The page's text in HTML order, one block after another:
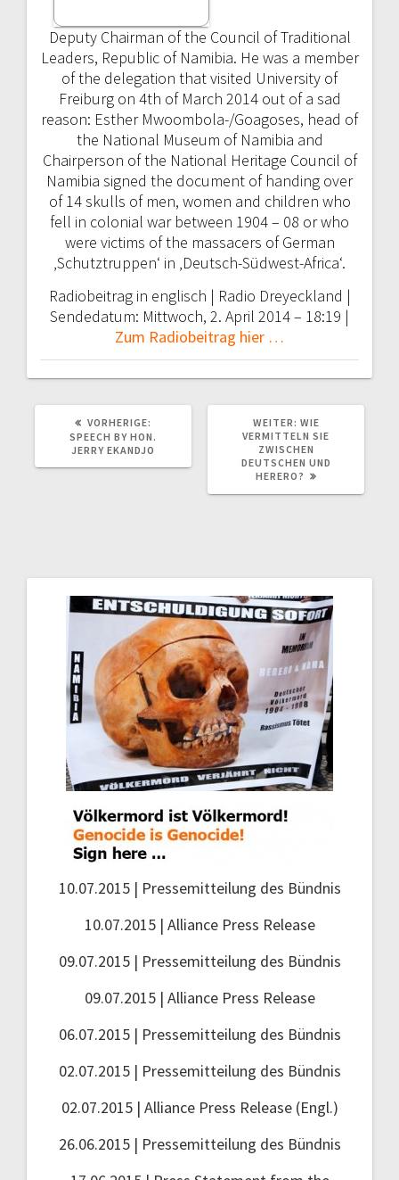
Deputy Chairman of the Council of Traditional
Leaders, Republic of Namibia. He was a member
of the delegation that visited University of
Freiburg on 4th of March 2014 out of a sad
reason: Esther Mwoombola-/Goagoses, head of
the National Museum of Namibia and
Chairperson of the National Heritage Council of
Namibia signed the document of handing over
of 14 skulls of men, women and children who
fell in colonial war between 1904 – 08 or who
were victims of the massacers of German
‚Schutztruppen‘ in ‚Deutsch-Südwest-Africa‘.
Radiobeitrag in englisch | Radio Dreyeckland |
Sendedatum: Mittwoch, 2. April 2014 – 18:19 |
Zum Radiobeitrag hier …
VORHERIGE:
BEITRAG:
SPEECH BY HON.
JERRY EKANDJO
WEITER: NÄCHSTER
BEITRAG:
WIE
VERMITTELN SIE
ZWISCHEN
DEUTSCHEN UND
HERERO?
10.07.2015 | Pressemitteilung des Bündnis
10.07.2015 | Alliance Press Release
09.07.2015 | Pressemitteilung des Bündnis
09.07.2015 | Alliance Press Release
06.07.2015 | Pressemitteilung des Bündnis
02.07.2015 | Pressemitteilung des Bündnis
02.07.2015 | Alliance Press Release (Engl.)
26.06.2015 | Pressemitteilung des Bündnis